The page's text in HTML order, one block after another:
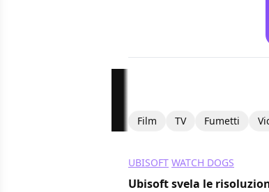
Film TV Fumetti
UBISOFT WATCH DOGS
Ubisoft svela le